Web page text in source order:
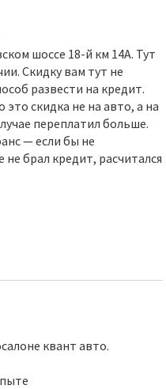
шоссе 18-й км 14А. Тут
Скидку вам тут не
развести на кредит.
скидка не на авто, а на
переплатил больше.
— если бы не
брал кредит, расчитался
квант авто.